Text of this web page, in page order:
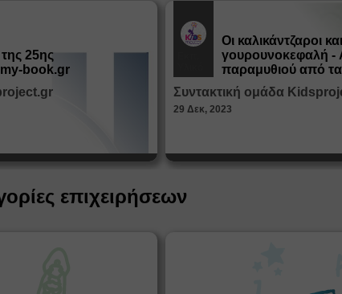
25ης
book.gr
Οι καλικάντζαροι
γουρουνοκεφαλή -
παραμυθιού από τα
Παραμυθοκαμώματα
Συντακτική ομάδα
29 Δεκ, 2023
επιχειρήσεων